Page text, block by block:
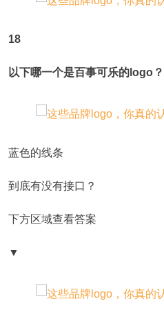
18
以下哪一个是百事可乐的logo？
蓝色的线条
到底有没有接口？
下方区域查看答案
▼